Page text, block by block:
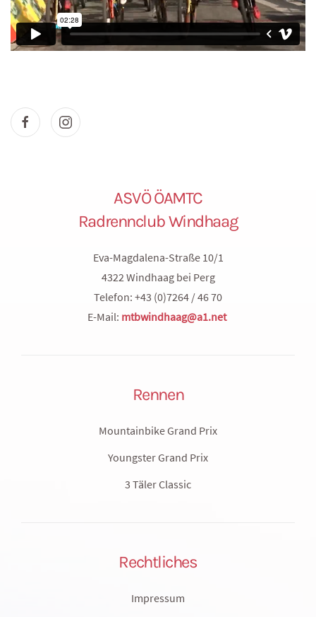
ASVÖ ÖAMTC
Radrennclub Windhaag
Eva-Magdalena-Straße 10/1
4322 Windhaag bei Perg
Telefon: +43 (0)7264 / 46 70
E-Mail: mtbwindhaag@a1.net
Rennen
Mountainbike Grand Prix
Youngster Grand Prix
3 Täler Classic
Rechtliches
Impressum